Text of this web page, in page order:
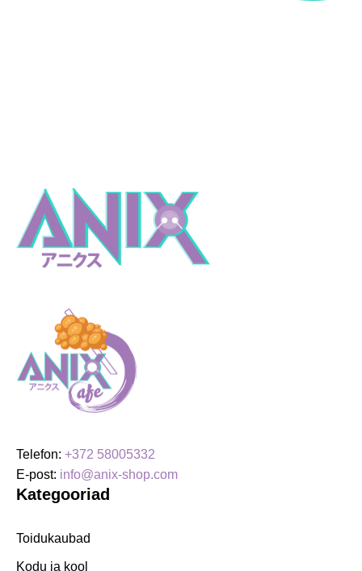
Telefon: +372 58005332
E-post: info@anix-shop.com
Kategooriad
Toidukaubad
Kodu ja kool